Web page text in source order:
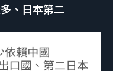
、日本第二